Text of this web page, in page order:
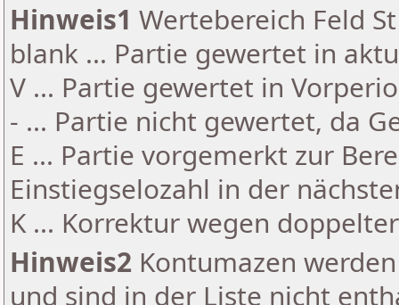
Hinweis1 Wertebereich Feld
blank ... Partie gewertet in
V ... Partie gewertet in
- ... Partie nicht gewertet, da
E ... Partie vorgemerkt zur
Einstiegselozahl in der
K ... Korrektur wegen
Hinweis2 Kontumazen
und sind in der Liste nicht